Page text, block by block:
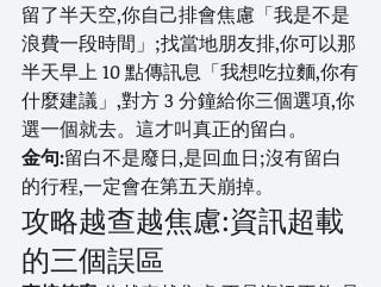
留了半天空,你自己排會焦慮「我是不是
浪費一段時間」;找當地朋友排,你可以那
半天早上 10 點傳訊息「我想吃拉麵,你有
什麼建議」,對方 3 分鐘給你三個選項,你
選一個就去。這才叫真正的留白。
金句:留白不是廢日,是回血日;沒有留白
的行程,一定會在第五天崩掉。
攻略越查越焦慮:資訊超載
的三個誤區